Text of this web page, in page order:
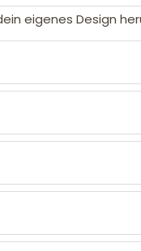
eigenes Design